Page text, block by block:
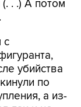
убийства
по
а из-
так и не